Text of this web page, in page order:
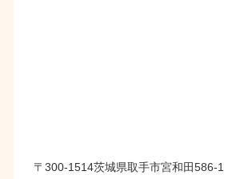
〒300-1514茨城県取手市宮和田586-1